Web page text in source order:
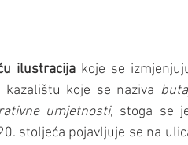
ilustracija koje se
koje se naziva
umjetnosti, stoga se
stoljeća pojavljuje se na